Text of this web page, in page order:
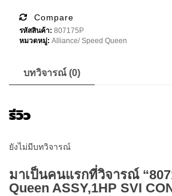
SVI
CONTROL
ชิ้น
Compare
รหัสสินค้า: 807175P
หมวดหมู่: Alliance/ Speed Queen
บทวิจารณ์ (0)
รีวิว
ยังไม่มีบทวิจารณ์
มาเป็นคนแรกที่วิจารณ์
Queen ASSY,1HP SVI